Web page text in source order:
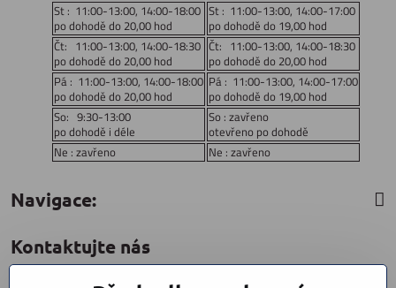
St : 11:00-13:00, 14:00-18:00
po dohodě do 20,00 hod
St : 11:00-13:00, 14:00-17:00
po dohodě do 19,00 hod
Čt: 11:00-13:00, 14:00-18:30
po dohodě do 20,00 hod
Čt: 11:00-13:00, 14:00-18:30
po dohodě do 20,00 hod
Pá : 11:00-13:00, 14:00-18:00
po dohodě do 20,00 hod
Pá : 11:00-13:00, 14:00-17:00
po dohodě do 19,00 hod
So: 9:30-13:00
po dohodě i déle
So : zavřeno
otevřeno po dohodě
Ne : zavřeno
Ne : zavřeno
Navigace:
Kontaktujte nás